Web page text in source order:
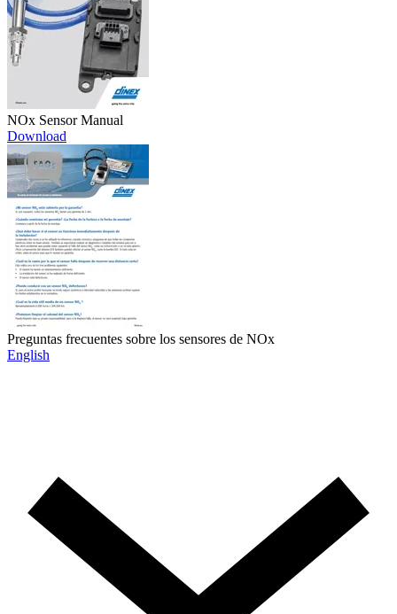
NOx Sensor Manual
Download
Preguntas frecuentes sobre los sensores de NOx
English